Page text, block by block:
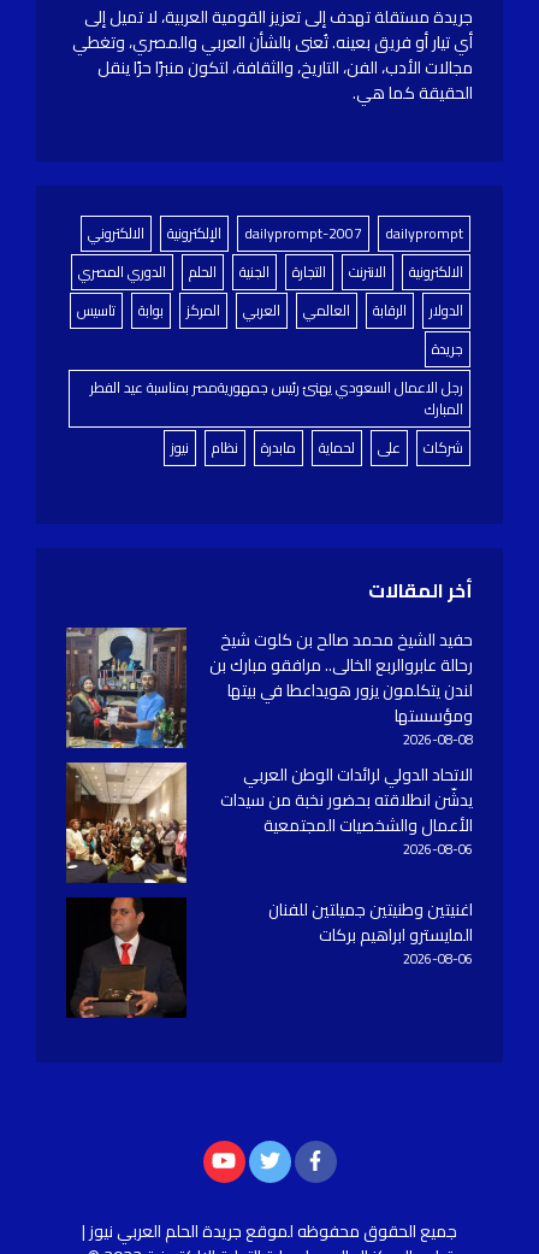
جريدة مستقلة تهدف إلى تعزيز القومية العربية، لا تميل إلى
أي تيار أو فريق بعينه. تُعنى بالشأن العربي والمصري، وتغطي
مجالات الأدب، الفن، التاريخ، والثقافة، لتكون منبرًا حرًا ينقل
الحقيقة كما هي.
dailyprompt
dailyprompt-2007 الإلكترونية
الالكتروني
الالكترونية
الانترنت التجارة الجنية الحلم
الدوري المصري
الدولار
الرقابة العالمي العربي المركز بوابة
تاسيس
جريدة
رجل الاعمال السعودي يهنئ رئيس جمهوريةمصر بمناسبة عيد الفطر
المبارك
شركات
على لحماية مابدرة نظام نيوز
أخر المقالات
حفيد الشيخ محمد صالح بن كلوت شيخ
رحالة عابروالربع الخالى.. مرافقو مبارك بن
لندن يتكلمون يزور هويداعطا في بيتها
ومؤسستها
2026-08-08
الاتحاد الدولي لرائدات الوطن العربي
يدشّن انطلاقته بحضور نخبة من سيدات
الأعمال والشخصيات المجتمعية
2026-08-06
اغنيتين وطنيتين جميلتين للفنان
المايسترو ابراهيم بركات
2026-08-06
جميع الحقوق محفوظهلموقع جريدة الحلم العربي نيوز |